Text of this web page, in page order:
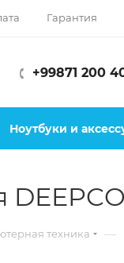
Гарантия
+99871 200
Ноутбуки и
техника —